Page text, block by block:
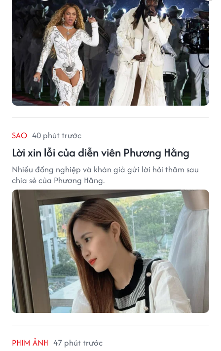
SAO 40 phút trước
Lời xin lỗi của diễn viên Phương Hằng
Nhiều đồng nghiệp và khán giả gửi lời hỏi thăm sau
chia sẻ của Phương Hằng.
PHIM ẢNH 47 phút trước